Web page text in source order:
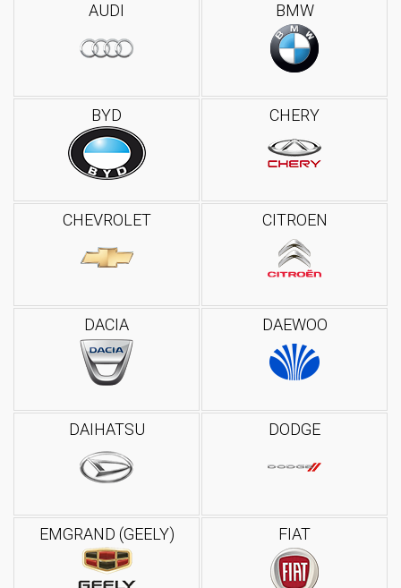
AUDI BMW
BYD CHERY
CHEVROLET CITROEN
DACIA DAEWOO
DAIHATSU DODGE
EMGRAND (GEELY) FIAT